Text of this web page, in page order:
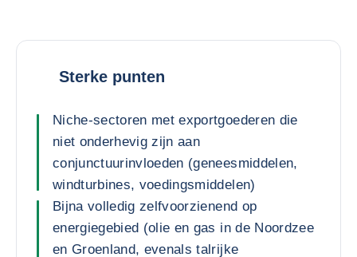
Sterke punten
Niche-sectoren met exportgoederen die
niet onderhevig zijn aan
conjunctuurinvloeden (geneesmiddelen,
windturbines, voedingsmiddelen)
Bijna volledig zelfvoorzienend op
energiegebied (olie en gas in de Noordzee
en Groenland, evenals talrijke